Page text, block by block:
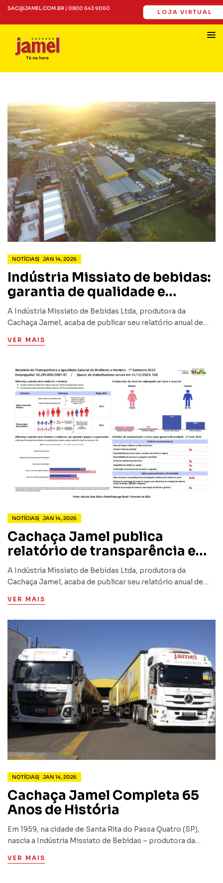
SAC@JAMEL.COM.BR | 0800 643 9060
LOJA VIRTUAL
NOTÍCIAS JAN 14, 2026
Indústria Missiato de bebidas:
garantia de qualidade e
segurança
A Indústria Missiato de Bebidas Ltda, produtora da
Cachaça Jamel, acaba de publicar seu relatório anual de
empresa.
VER MAIS
NOTÍCIAS JAN 14, 2026
Cachaça Jamel publica
relatório de transparência e
igualdade salarial 2025
A Indústria Missiato de Bebidas Ltda, produtora da
Cachaça Jamel, acaba de publicar seu relatório anual de
empresa.
VER MAIS
NOTÍCIAS JAN 14, 2026
Cachaça Jamel Completa 65
Anos de História
Em 1959, na cidade de Santa Rita do Passa Quatro (SP),
nascia a Indústria Missiato de Bebidas – produtora da
dedicação do Comendador Ésio Missiato. Como toda…
VER MAIS